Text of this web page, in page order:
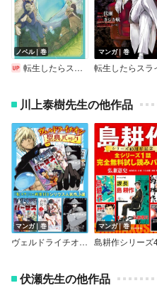
ノベル｜巻
転生したらスライムだった件（かなで文庫）
マンガ｜巻
川上泰樹先生の他作品
マンガ｜巻
ヴェルドライチオシ聖典パック 『転スラ』ミニ画集付き シリウス人気作3選
マンガ｜巻
伏瀬先生の他作品